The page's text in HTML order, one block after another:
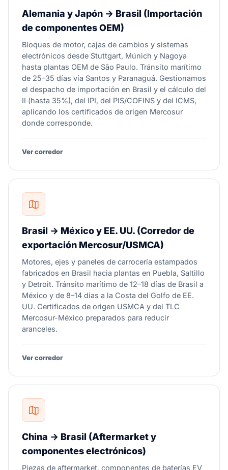
Alemania y Japón → Brasil (Importación
de componentes OEM)
Bloques de motor, cajas de cambios y sistemas
electrónicos desde Stuttgart, Múnich y Nagoya
hasta plantas OEM de São Paulo. Tránsito marítimo
de 25–35 días vía Santos y Paranaguá. Gestionamos
el despacho de importación en Brasil y el cálculo del
II (hasta 35%), del IPI, del PIS/COFINS y del ICMS,
aplicando los certificados de origen Mercosur
donde corresponde.
Ver corredor
Brasil → México y EE. UU. (Corredor de
exportación Mercosur/USMCA)
Motores, ejes y paneles de carrocería estampados
fabricados en Brasil hacia plantas en Puebla, Saltillo
y Detroit. Tránsito marítimo de 12–18 días de Brasil a
México y de 8–14 días a la Costa del Golfo de EE.
UU. Certificados de origen USMCA y del TLC
Mercosur-México preparados para reducir
aranceles.
Ver corredor
China → Brasil (Aftermarket y
componentes electrónicos)
Piezas de aftermarket, componentes de baterías EV